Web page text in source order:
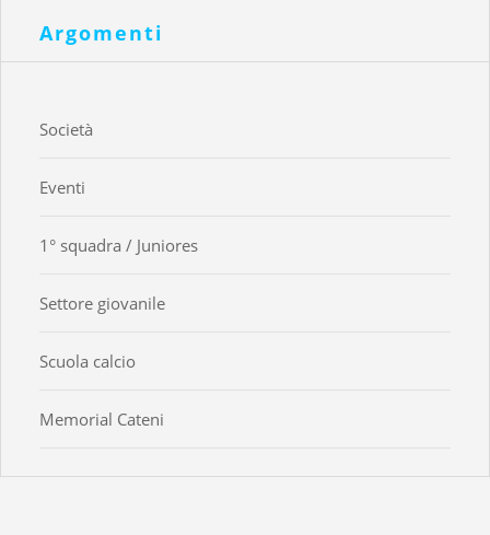
Argomenti
Società
Eventi
1° squadra / Juniores
Settore giovanile
Scuola calcio
Memorial Cateni